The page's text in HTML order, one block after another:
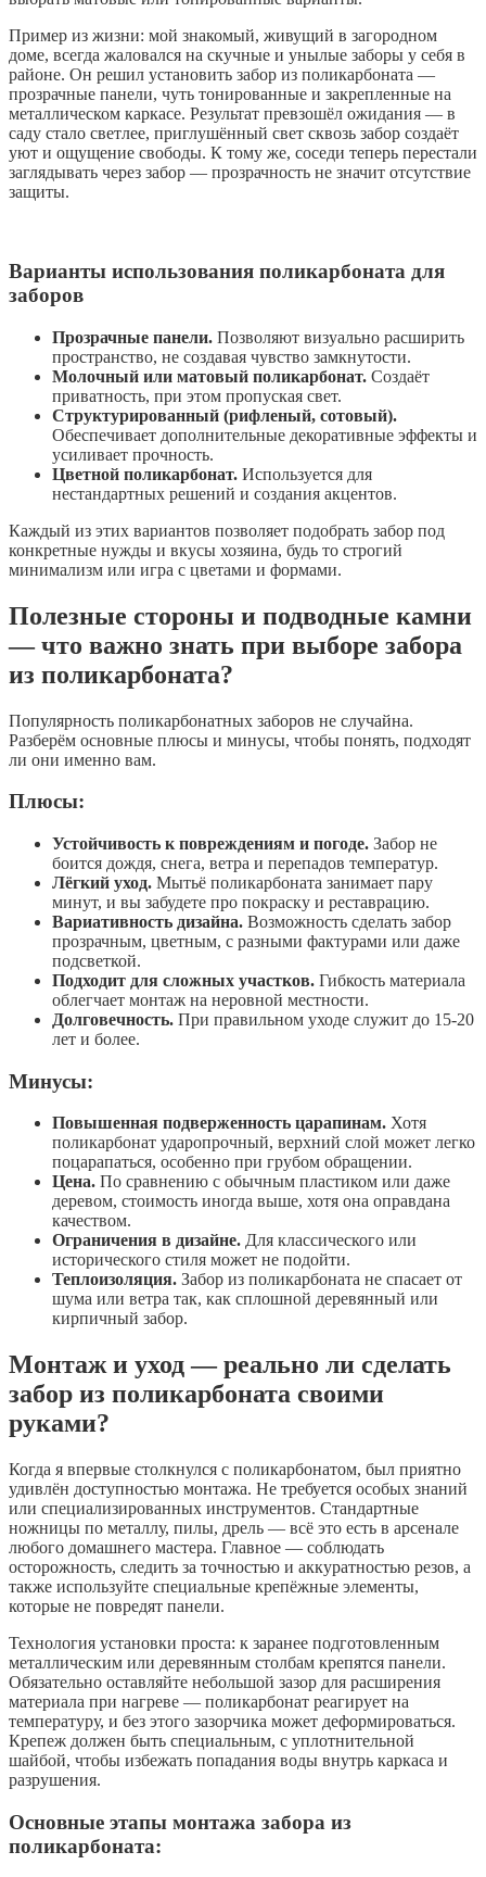
Пример из жизни: мой знакомый, живущий в загородном
доме, всегда жаловался на скучные и унылые заборы у себя в
районе. Он решил установить забор из поликарбоната —
прозрачные панели, чуть тонированные и закрепленные на
металлическом каркасе. Результат превзошёл ожидания — в
саду стало светлее, приглушённый свет сквозь забор создаёт
уют и ощущение свободы. К тому же, соседи теперь перестали
заглядывать через забор — прозрачность не значит отсутствие
защиты.
Варианты использования поликарбоната для
заборов
Прозрачные панели. Позволяют визуально расширить
пространство, не создавая чувство замкнутости.
Молочный или матовый поликарбонат. Создаёт
приватность, при этом пропуская свет.
Структурированный (рифленый, сотовый).
Обеспечивает дополнительные декоративные эффекты и
усиливает прочность.
Цветной поликарбонат. Используется для
нестандартных решений и создания акцентов.
Каждый из этих вариантов позволяет подобрать забор под
конкретные нужды и вкусы хозяина, будь то строгий
минимализм или игра с цветами и формами.
Полезные стороны и подводные камни
— что важно знать при выборе забора
из поликарбоната?
Популярность поликарбонатных заборов не случайна.
Разберём основные плюсы и минусы, чтобы понять, подходят
ли они именно вам.
Плюсы:
Устойчивость к повреждениям и погоде. Забор не
боится дождя, снега, ветра и перепадов температур.
Лёгкий уход. Мытьё поликарбоната занимает пару
минут, и вы забудете про покраску и реставрацию.
Вариативность дизайна. Возможность сделать забор
прозрачным, цветным, с разными фактурами или даже
подсветкой.
Подходит для сложных участков. Гибкость материала
облегчает монтаж на неровной местности.
Долговечность. При правильном уходе служит до 15-20
лет и более.
Минусы:
Повышенная подверженность царапинам. Хотя
поликарбонат ударопрочный, верхний слой может легко
поцарапаться, особенно при грубом обращении.
Цена. По сравнению с обычным пластиком или даже
деревом, стоимость иногда выше, хотя она оправдана
качеством.
Ограничения в дизайне. Для классического или
исторического стиля может не подойти.
Теплоизоляция. Забор из поликарбоната не спасает от
шума или ветра так, как сплошной деревянный или
кирпичный забор.
Монтаж и уход — реально ли сделать
забор из поликарбоната своими
руками?
Когда я впервые столкнулся с поликарбонатом, был приятно
удивлён доступностью монтажа. Не требуется особых знаний
или специализированных инструментов. Стандартные
ножницы по металлу, пилы, дрель — всё это есть в арсенале
любого домашнего мастера. Главное — соблюдать
осторожность, следить за точностью и аккуратностью резов, а
также используйте специальные крепёжные элементы,
которые не повредят панели.
Технология установки проста: к заранее подготовленным
металлическим или деревянным столбам крепятся панели.
Обязательно оставляйте небольшой зазор для расширения
материала при нагреве — поликарбонат реагирует на
температуру, и без этого зазорчика может деформироваться.
Крепеж должен быть специальным, с уплотнительной
шайбой, чтобы избежать попадания воды внутрь каркаса и
разрушения.
Основные этапы монтажа забора из
поликарбоната: